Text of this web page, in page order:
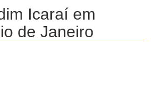
Icaraí em
de Janeiro